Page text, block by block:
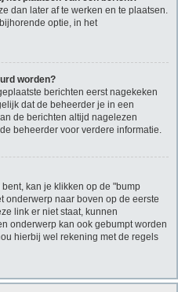
dan later af te werken en te plaatsen.
optie, in het
worden?
berichten eerst nagekeken
dat de beheerder je in een
de berichten altijd nagelezen
beheerder voor verdere informatie.
kan je klikken op de "bump
onderwerp naar boven op de eerste
link er niet staat, kunnen
onderwerp kan ook gebumpt worden
hierbij wel rekening met de regels